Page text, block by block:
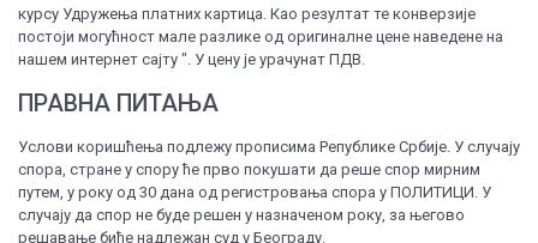
курсу Удружења платних картица. Као резултат те конверзије
постоји могућност мале разлике од оригиналне цене наведене на
нашем интернет сајту ". У цену је урачунат ПДВ.
ПРАВНА ПИТАЊА
Услови коришћења подлежу прописима Републике Србије. У случају
спора, стране у спору ће прво покушати да реше спор мирним
путем, у року од 30 дана од регистровања спора у ПОЛИТИЦИ. У
случају да спор не буде решен у назначеном року, за његово
решавање биће надлежан суд у Београду.